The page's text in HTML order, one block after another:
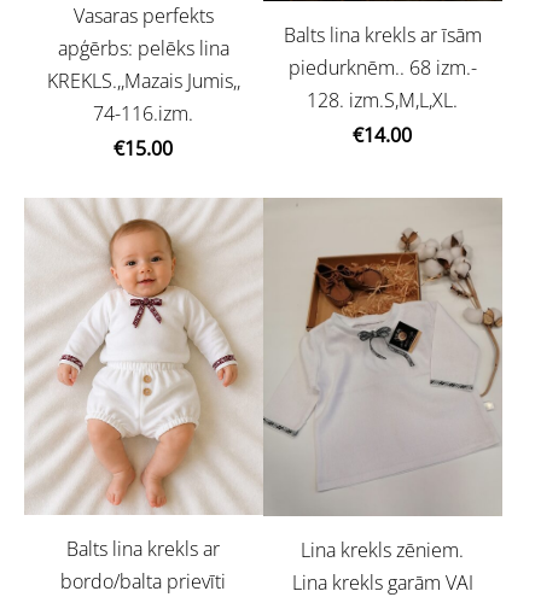
Vasaras perfekts
apģērbs: pelēks lina
KREKLS.,,Mazais Jumis,,
74-116.izm.
€15.00
Balts lina krekls ar īsām
piedurknēm.. 68 izm.-
128. izm.S,M,L,XL.
€14.00
Balts lina krekls ar
bordo/balta prievīti
Lina krekls zēniem.
Lina krekls garām VAI